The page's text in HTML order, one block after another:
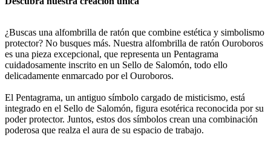
¿Buscas una alfombrilla de ratón que combine estética y simbolismo
protector? No busques más. Nuestra alfombrilla de ratón Ouroboros
es una pieza excepcional, que representa un Pentagrama
cuidadosamente inscrito en un Sello de Salomón, todo ello
delicadamente enmarcado por el Ouroboros.
El Pentagrama, un antiguo símbolo cargado de misticismo, está
integrado en el Sello de Salomón, figura esotérica reconocida por su
poder protector. Juntos, estos dos símbolos crean una combinación
poderosa que realza el aura de su espacio de trabajo.